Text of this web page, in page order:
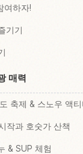
여하자!
기기
매력
축제 & 스노우 액티
작과 호숫가 산책
& SUP 체험